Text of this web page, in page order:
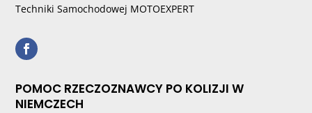
Techniki Samochodowej MOTOEXPERT
POMOC RZECZOZNAWCY PO KOLIZJI W
NIEMCZECH